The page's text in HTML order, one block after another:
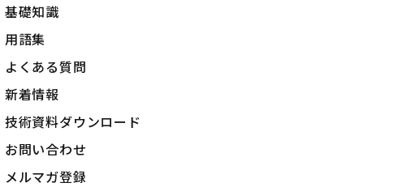
基礎知識
用語集
よくある質問
新着情報
技術資料ダウンロード
お問い合わせ
メルマガ登録